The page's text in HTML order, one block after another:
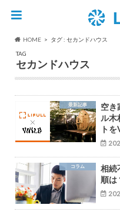
HOME
タグ : セカンドハウス
TAG
セカンドハウス
最新記事
空き
ル木
ト
コラム
相続
順は